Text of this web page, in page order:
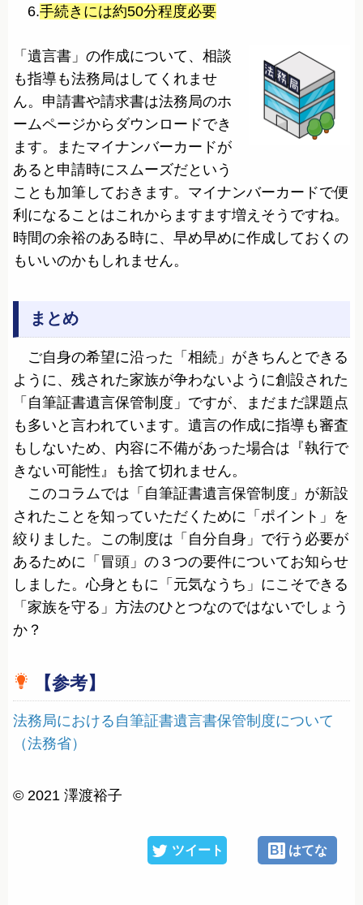
6.手続きには約50分程度必要
「遺言書」の作成について、相談
も指導も法務局はしてくれませ
ん。申請書や請求書は法務局のホ
ームページからダウンロードでき
ます。またマイナンバーカードが
あると申請時にスムーズだという
ことも加筆しておきます。マイナンバーカードで便
利になることはこれからますます増えそうですね。
時間の余裕のある時に、早め早めに作成しておくの
もいいのかもしれません。
まとめ
ご自身の希望に沿った「相続」がきちんとできる
ように、残された家族が争わないように創設された
「自筆証書遺言保管制度」ですが、まだまだ課題点
も多いと言われています。遺言の作成に指導も審査
もしないため、内容に不備があった場合は『執行で
きない可能性』も捨て切れません。
このコラムでは「自筆証書遺言保管制度」が新設
されたことを知っていただくために「ポイント」を
絞りました。この制度は「自分自身」で行う必要が
あるために「冒頭」の３つの要件についてお知らせ
しました。心身ともに「元気なうち」にこそできる
「家族を守る」方法のひとつなのではないでしょう
か？
【参考】
法務局における自筆証書遺言書保管制度について
（法務省）
© 2021 澤渡裕子
ツイート B! はてな